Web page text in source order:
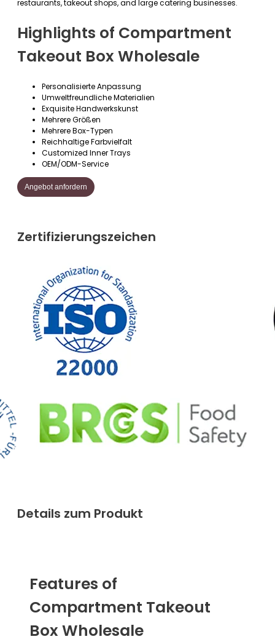
restaurants, takeout shops, and large catering businesses.
Highlights of Compartment
Takeout Box Wholesale
Personalisierte Anpassung
Umweltfreundliche Materialien
Exquisite Handwerkskunst
Mehrere Größen
Mehrere Box-Typen
Reichhaltige Farbvielfalt
Customized Inner Trays
OEM/ODM-Service
Angebot anfordern
Zertifizierungszeichen
Details zum Produkt
Features of
Compartment Takeout
Box Wholesale